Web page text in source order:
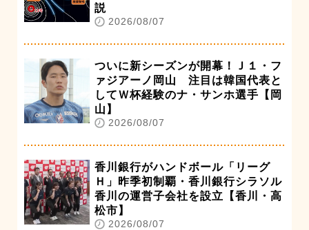
説
2026/08/07
ついに新シーズンが開幕！Ｊ１・フ
ァジアーノ岡山 注目は韓国代表と
してＷ杯経験のナ・サンホ選手【岡
山】
2026/08/07
香川銀行がハンドボール「リーグ
Ｈ」昨季初制覇・香川銀行シラソル
香川の運営子会社を設立【香川・高
松市】
2026/08/07